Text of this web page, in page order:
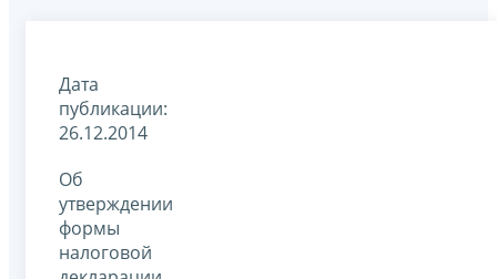
Дата
публикации:
26.12.2014
Об
утверждении
формы
налоговой